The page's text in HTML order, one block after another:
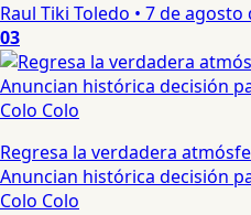
Raul Tiki Toledo • 7 de agosto
03
Regresa la verdadera
Anuncian histórica decisión
Colo Colo